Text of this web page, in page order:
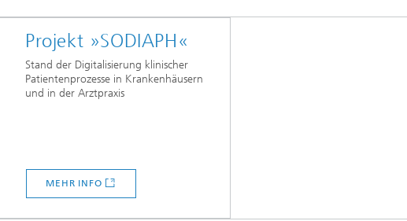
Projekt »SODIAPH«
Stand der Digitalisierung klinischer
Patientenprozesse in Krankenhäusern
und in der Arztpraxis
MEHR INFO